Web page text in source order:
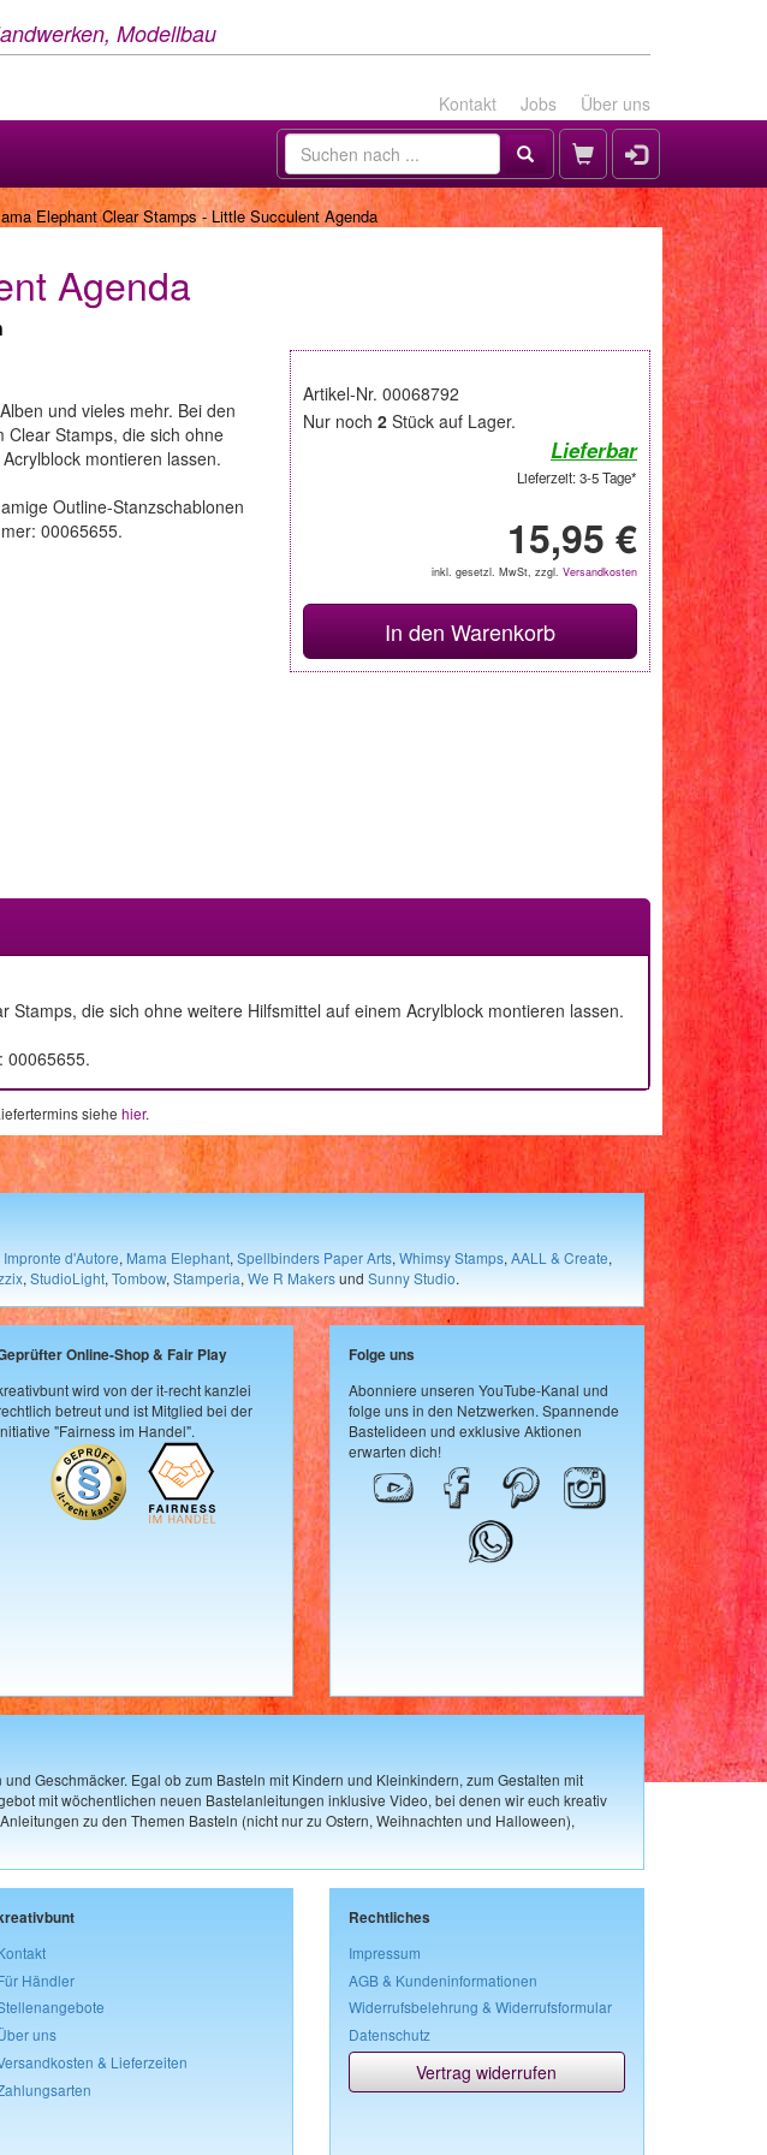
Modellbau
Kontakt Jobs Über uns
Elephant Clear Stamps - Little Succulent Agenda
Agenda
Artikel-Nr. 00068792
Nur noch 2 Stück auf Lager.
Lieferbar
Lieferzeit: 3-5 Tage*
15,95 €
inkl. gesetzl. MwSt, zzgl. Versandkosten
In den Warenkorb
und vieles mehr. Bei den
Clear Stamps, die sich ohne
montieren lassen.
Outline-Stanzschablonen
00065655.
die sich ohne weitere Hilfsmittel auf einem Acrylblock montieren lassen.
00065655.
siehe hier.
Impronte d'Autore, Mama Elephant, Spellbinders Paper Arts, Whimsy Stamps, AALL & Create,
, StudioLight, Tombow, Stamperia, We R Makersund Sunny Studio.
Online-Shop & Fair Play
wird von der it-recht kanzlei
betreut und ist Mitglied bei der
"Fairness im Handel".
Folge uns
Abonniere unseren YouTube-Kanal und
folge uns in den Netzwerken. Spannende
Bastelideen und exklusive Aktionen
erwarten dich!
Geschmäcker. Egal ob zum Basteln mit Kindern und Kleinkindern, zum Gestalten mit
mit wöchentlichen neuen Bastelanleitungen inklusive Video, bei denen wir euch kreativ
zu den Themen Basteln (nicht nur zu Ostern, Weihnachten und Halloween),
Händler
uns
& Lieferzeiten
Rechtliches
Impressum
AGB & Kundeninformationen
Widerrufsbelehrung & Widerrufsformular
Datenschutz
Vertrag widerrufen